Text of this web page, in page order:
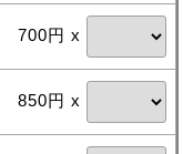
700円 x
850円 x